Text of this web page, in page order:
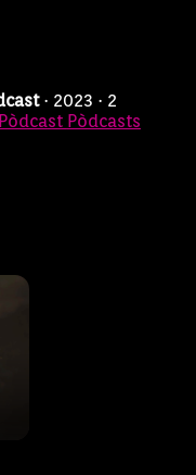
· 2023 · 2
Pòdcast Pòdcasts